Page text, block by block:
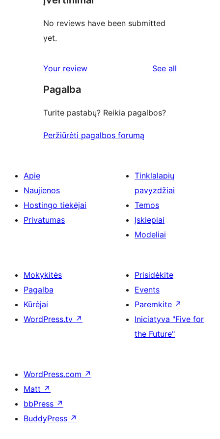
No reviews have been submitted
yet.
Your review See all
Pagalba
Turite pastabų? Reikia pagalbos?
Peržiūrėti pagalbos forumą
Apie
Naujienos
Hostingo tiekėjai
Privatumas
Tinklalapių
pavyzdžiai
Temos
Įskiepiai
Modeliai
Mokykitės
Pagalba
Kūrėjai
WordPress.tv ↗
Prisidėkite
Events
Paremkite ↗
Iniciatyva "Five for
the Future"
WordPress.com ↗
Matt ↗
bbPress ↗
BuddyPress ↗